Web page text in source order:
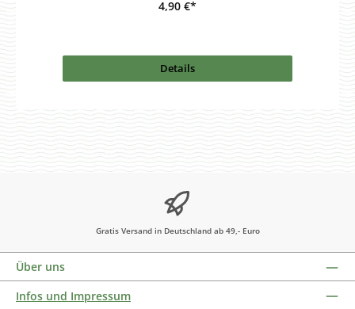
4,90 €*
Details
Gratis Versand in Deutschland ab 49,- Euro
Über uns
Infos und Impressum